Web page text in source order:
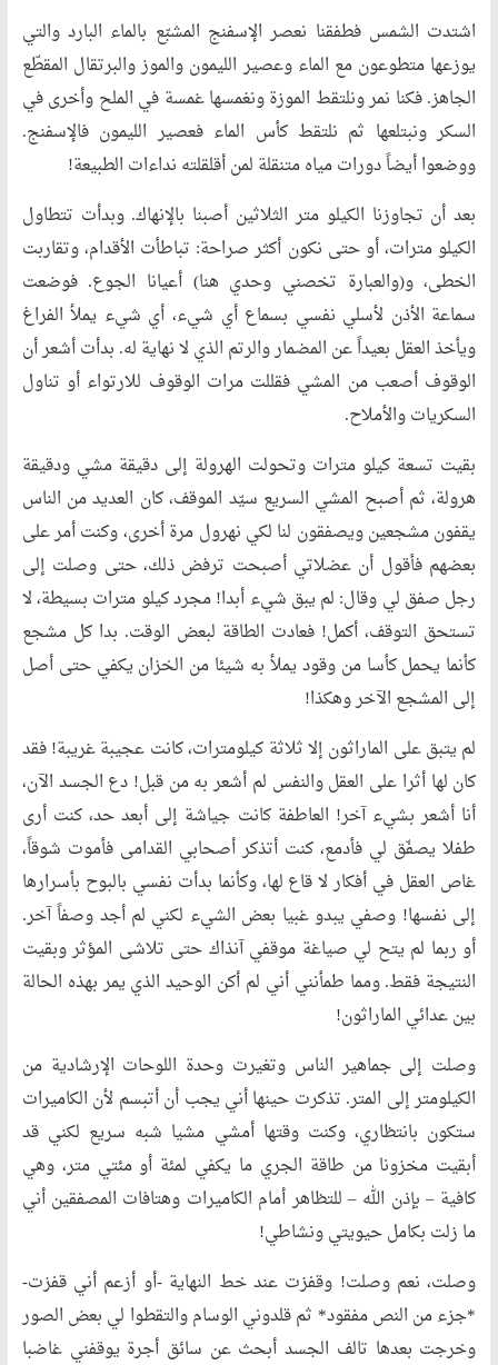
اشتدت الشمس فطفقنا نعصر الإسفنج المشبّع بالماء البارد والتي
يوزعها متطوعون مع الماء وعصير الليمون والموز والبرتقال المقطّع
الجاهز. فكنا نمر ونلتقط الموزة ونغمسها غمسة في الملح وأخرى في
السكر ونبتلعها ثم نلتقط كأس الماء فعصير الليمون فالإسفنج.
ووضعوا أيضاً دورات مياه متنقلة لمن أقلقلته نداءات الطبيعة!
بعد أن تجاوزنا الكيلو متر الثلاثين أصبنا بالإنهاك. وبدأت تتطاول
الكيلو مترات، أو حتى نكون أكثر صراحة: تباطأت الأقدام، وتقاربت
الخطى، و(والعبارة تخصني وحدي هنا) أعيانا الجوع. فوضعت
سماعة الأذن لأسلي نفسي بسماع أي شيء، أي شيء يملأ الفراغ
ويأخذ العقل بعيداً عن المضمار والرتم الذي لا نهاية له. بدأت أشعر أن
الوقوف أصعب من المشي فقللت مرات الوقوف للارتواء أو تناول
السكريات والأملاح.
بقيت تسعة كيلو مترات وتحولت الهرولة إلى دقيقة مشي ودقيقة
هرولة، ثم أصبح المشي السريع سيّد الموقف، كان العديد من الناس
يقفون مشجعين ويصفقون لنا لكي نهرول مرة أخرى، وكنت أمر على
بعضهم فأقول أن عضلاتي أصبحت ترفض ذلك، حتى وصلت إلى
رجل صفق لي وقال: لم يبق شيء أبدا! مجرد كيلو مترات بسيطة، لا
تستحق التوقف، أكمل! فعادت الطاقة لبعض الوقت. بدا كل مشجع
كأنما يحمل كأسا من وقود يملأ به شيئا من الخزان يكفي حتى أصل
إلى المشجع الآخر وهكذا!
لم يتبق على الماراثون إلا ثلاثة كيلومترات، كانت عجيبة غريبة! فقد
كان لها أثرا على العقل والنفس لم أشعر به من قبل! دع الجسد الآن،
أنا أشعر بشيء آخر! العاطفة كانت جياشة إلى أبعد حد، كنت أرى
طفلا يصفّق لي فأدمع، كنت أتذكر أصحابي القدامى فأموت شوقاً،
غاص العقل في أفكار لا قاع لها، وكأنما بدأت نفسي بالبوح بأسرارها
إلى نفسها! وصفي يبدو غبيا بعض الشيء لكني لم أجد وصفاً آخر.
أو ربما لم يتح لي صياغة موقفي آنذاك حتى تلاشى المؤثر وبقيت
النتيجة فقط. ومما طمأنني أني لم أكن الوحيد الذي يمر بهذه الحالة
بين عدائي الماراثون!
وصلت إلى جماهير الناس وتغيرت وحدة اللوحات الإرشادية من
الكيلومتر إلى المتر. تذكرت حينها أني يجب أن أتبسم لأن الكاميرات
ستكون بانتظاري، وكنت وقتها أمشي مشيا شبه سريع لكني قد
أبقيت مخزونا من طاقة الجري ما يكفي لمئة أو مئتي متر، وهي
كافية – بإذن الله – للتظاهر أمام الكاميرات وهتافات المصفقين أني
ما زلت بكامل حيويتي ونشاطي!
وصلت، نعم وصلت! وقفزت عند خط النهاية -أو أزعم أني قفزت-
*جزء من النص مفقود* ثم قلدوني الوسام والتقطوا لي بعض الصور
وخرجت بعدها تالف الجسد أبحث عن سائق أجرة يوقفني غاضبا